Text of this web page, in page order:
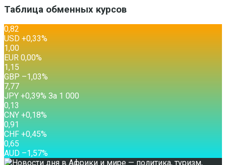
Таблица обменных курсов
0,82
USD +0,33%
1,00
EUR 0,00%
1,15
GBP –1,03%
7,77
JPY +0,39% За 1 000
0,13
CNY +0,18%
0,91
CHF +0,45%
0,65
AUD –1,57%